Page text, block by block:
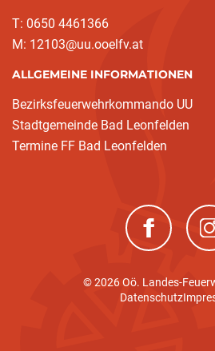
T: 0650 4461366
M: 12103@uu.ooelfv.at
ALLGEMEINE INFORMATIONEN
Bezirksfeuerwehrkommando UU
Stadtgemeinde Bad Leonfelden
Termine FF Bad Leonfelden
(neues
© 2026 Oö. Landes-
Datenschutz